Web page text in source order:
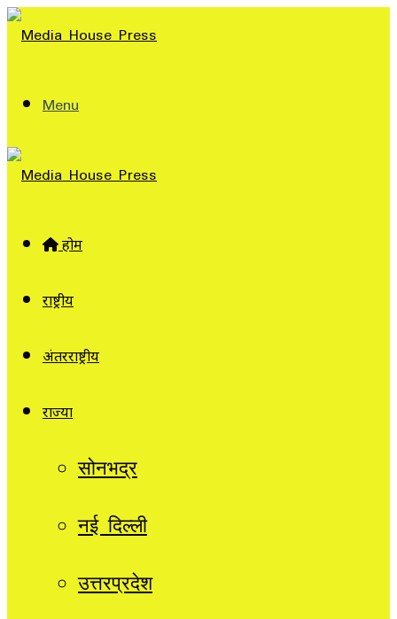
Menu
होम
राष्ट्रीय
अंतरराष्ट्रीय
राज्यों
सोनभद्र
नई दिल्ली
उत्तरप्रदेश